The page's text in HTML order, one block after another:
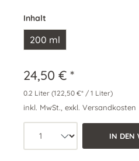
Inhalt
200 ml
24,50 € *
0.2 Liter (122,50 €* / 1 Liter)
inkl. MwSt., exkl. Versandkosten
Produkt Anzahl:
IN DEN